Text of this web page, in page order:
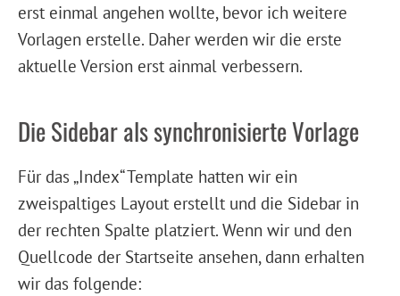
erst einmal angehen wollte, bevor ich weitere
Vorlagen erstelle. Daher werden wir die erste
aktuelle Version erst ainmal verbessern.
Die Sidebar als synchronisierte Vorlage
Für das „Index“ Template hatten wir ein
zweispaltiges Layout erstellt und die Sidebar in
der rechten Spalte platziert. Wenn wir und den
Quellcode der Startseite ansehen, dann erhalten
wir das folgende: